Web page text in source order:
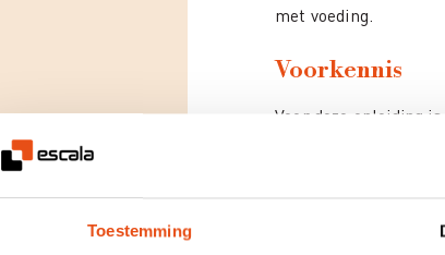
Toestemming
met voeding.
Voorkennis
Voor deze opleiding
In deze driedelige